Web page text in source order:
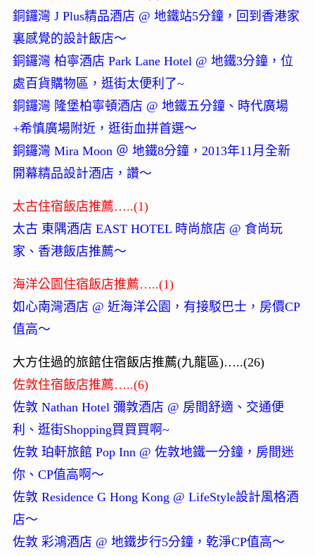
銅鑼灣 J Plus精品酒店 @ 地鐵站5分鐘，回到香港家
裏感覺的設計飯店～
銅鑼灣 柏寧酒店 Park Lane Hotel @ 地鐵3分鐘，位
處百貨購物區，逛街太便利了~
銅鑼灣 隆堡柏寧頓酒店 @ 地鐵五分鐘、時代廣場
+希慎廣場附近，逛街血拼首選～
銅鑼灣 Mira Moon ＠ 地鐵8分鐘，2013年11月全新
開幕精品設計酒店，讚～
太古住宿飯店推薦…..(1)
太古 東隅酒店 EAST HOTEL 時尚旅店 @ 食尚玩
家、香港飯店推薦～
海洋公園住宿飯店推薦…..(1)
如心南灣酒店 @ 近海洋公園，有接駁巴士，房價CP
值高～
大方住過的旅館住宿飯店推薦(九龍區)…..(26)
佐敦住宿飯店推薦…..(6)
佐敦 Nathan Hotel 彌敦酒店 @ 房間舒適、交通便
利、逛街Shopping買買買啊~
佐敦 珀軒旅館 Pop Inn @ 佐敦地鐵一分鐘，房間迷
你、CP值高啊～
佐敦 Residence G Hong Kong @ LifeStyle設計風格酒
店～
佐敦 彩鴻酒店 @ 地鐵步行5分鐘，乾淨CP值高～